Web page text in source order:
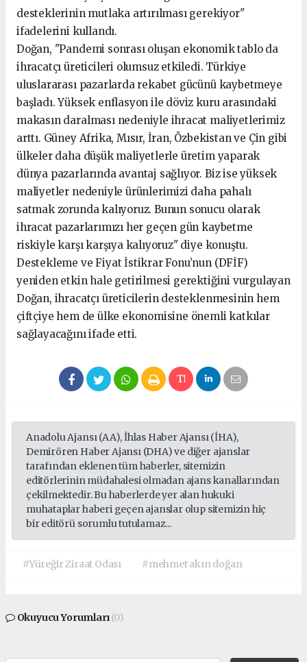
desteklerinin mutlaka artırılması gerekiyor"
ifadelerini kullandı.
Doğan, "Pandemi sonrası oluşan ekonomik tablo da
ihracatçı üreticileri olumsuz etkiledi. Türkiye
uluslararası pazarlarda rekabet gücünü kaybetmeye
başladı. Yüksek enflasyon ile döviz kuru arasındaki
makasın daralması nedeniyle ihracat maliyetlerimiz
arttı. Güney Afrika, Mısır, İran, Özbekistan ve Çin gibi
ülkeler daha düşük maliyetlerle üretim yaparak
dünya pazarlarında avantaj sağlıyor. Biz ise yüksek
maliyetler nedeniyle ürünlerimizi daha pahalı
satmak zorunda kalıyoruz. Bunun sonucu olarak
ihracat pazarlarımızı her geçen gün kaybetme
riskiyle karşı karşıya kalıyoruz" diye konuştu.
Destekleme ve Fiyat İstikrar Fonu’nun (DFİF)
yeniden etkin hale getirilmesi gerektiğini vurgulayan
Doğan, ihracatçı üreticilerin desteklenmesinin hem
çiftçiye hem de ülke ekonomisine önemli katkılar
sağlayacağını ifade etti.
Anadolu Ajansı (AA), İhlas Haber Ajansı (İHA),
Demirören Haber Ajansı (DHA) ve diğer ajanslar
tarafından eklenen tüm haberler, sitemizin
editörlerinin müdahalesi olmadan ajans kanallarından
çekilmektedir. Bu haberlerde yer alan hukuki
muhataplar haberi geçen ajanslar olup sitemizin hiç
bir editörü sorumlu tutulamaz...
#Yüreğir Ziraat Odası #mehmet akın doğan
Okuyucu Yorumları(0)